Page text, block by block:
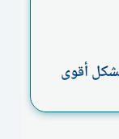
أقوى